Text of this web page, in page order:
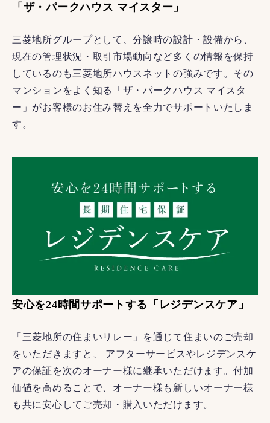
「ザ・パークハウス マイスター」
三菱地所グループとして、分譲時の設計・設備から、
現在の管理状況・取引市場動向など多くの情報を保持
しているのも三菱地所ハウスネットの強みです。その
マンションをよく知る「ザ・パークハウス マイスタ
ー」がお客様のお住み替えを全力でサポートいたしま
す。
安心を24時間サポートする「レジデンスケア」
「三菱地所の住まいリレー」を通じて住まいのご売却
をいただきますと、 アフターサービスやレジデンスケ
アの保証を次のオーナー様に継承いただけます。付加
価値を高めることで、オーナー様も新しいオーナー様
も共に安心してご売却・購入いただけます。